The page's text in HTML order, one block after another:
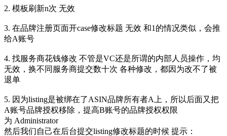
2. 模板刷新n次 无效
3. 在品牌注册页面开case修改标题 无效 和1的情况类似，会推
给A账号
4. 找服务商花钱修改 不管是VC还是所谓的内部人员操作，均
无效，换不同服务商提交数十次 各种修改，都因为改不了被
退单
5. 因为listing是被绑在了ASIN品牌所有者A上，所以后面又把
A账号品牌授权移除，提高B账号的品牌授权权限
为 Administrator
然后我们自己在后台提交listing修改标题的时候 提示：